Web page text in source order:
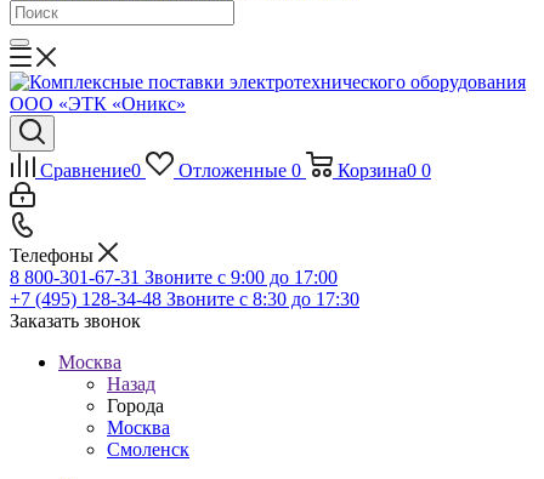
Сравнение0 Отложенные 0 Корзина0 0
Телефоны
8 800-301-67-31 Звоните с 9:00 до 17:00
+7 (495) 128-34-48 Звоните с 8:30 до 17:30
Заказать звонок
Москва
Назад
Города
Москва
Смоленск